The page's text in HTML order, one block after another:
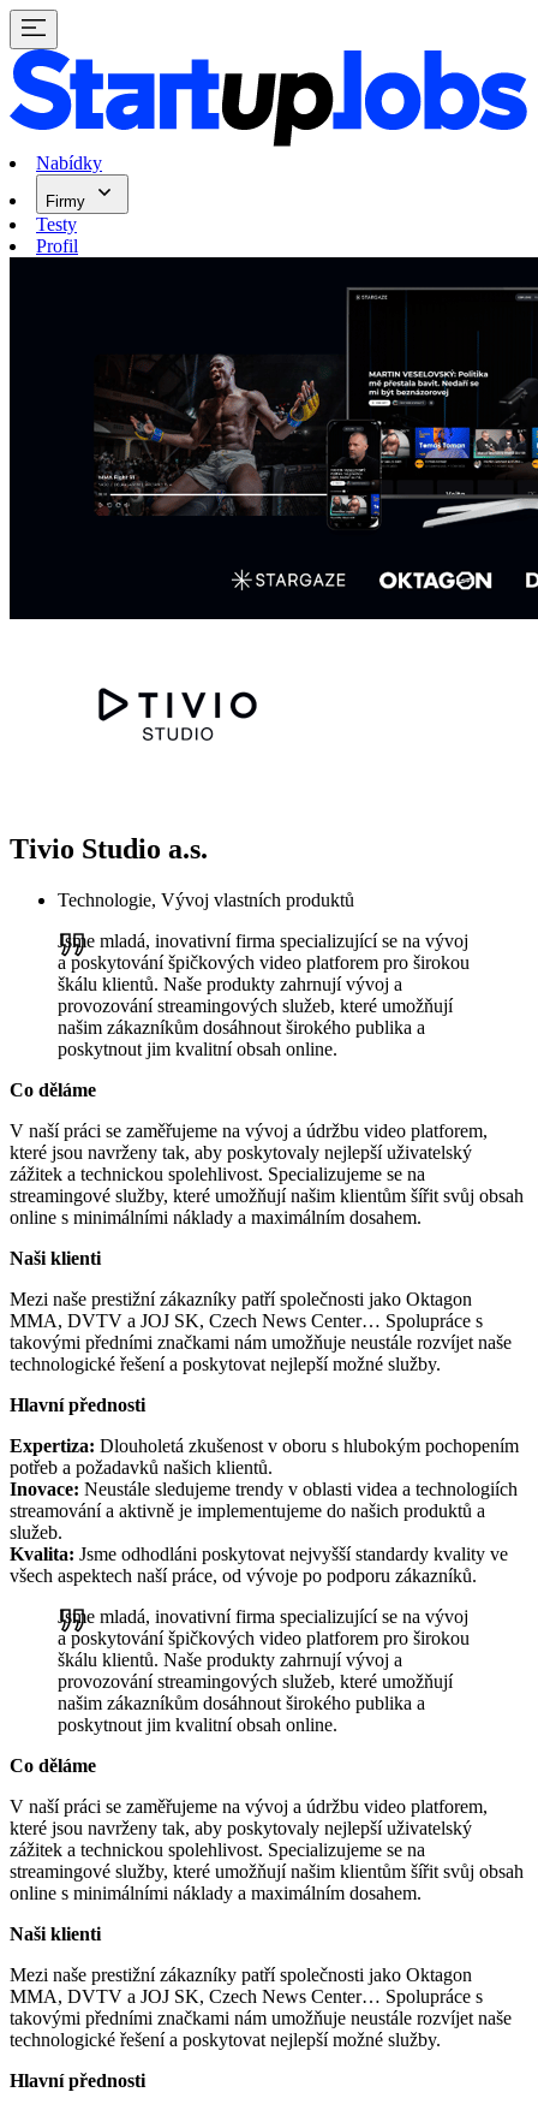
Nabídky
Firmy
Testy
Profil
Tivio Studio a.s.
Technologie, Vývoj vlastních produktů
Jsme mladá, inovativní firma specializující se na vývoj
a poskytování špičkových video platforem pro širokou
škálu klientů. Naše produkty zahrnují vývoj a
provozování streamingových služeb, které umožňují
našim zákazníkům dosáhnout širokého publika a
poskytnout jim kvalitní obsah online.
Co děláme
V naší práci se zaměřujeme na vývoj a údržbu video platforem,
které jsou navrženy tak, aby poskytovaly nejlepší uživatelský
zážitek a technickou spolehlivost. Specializujeme se na
streamingové služby, které umožňují našim klientům šířit svůj obsah
online s minimálními náklady a maximálním dosahem.
Naši klienti
Mezi naše prestižní zákazníky patří společnosti jako Oktagon
MMA, DVTV a JOJ SK, Czech News Center… Spolupráce s
takovými předními značkami nám umožňuje neustále rozvíjet naše
technologické řešení a poskytovat nejlepší možné služby.
Hlavní přednosti
Expertiza: Dlouholetá zkušenost v oboru s hlubokým pochopením
potřeb a požadavků našich klientů.
Inovace: Neustále sledujeme trendy v oblasti videa a technologiích
streamování a aktivně je implementujeme do našich produktů a
služeb.
Kvalita: Jsme odhodláni poskytovat nejvyšší standardy kvality ve
všech aspektech naší práce, od vývoje po podporu zákazníků.
Jsme mladá, inovativní firma specializující se na vývoj
a poskytování špičkových video platforem pro širokou
škálu klientů. Naše produkty zahrnují vývoj a
provozování streamingových služeb, které umožňují
našim zákazníkům dosáhnout širokého publika a
poskytnout jim kvalitní obsah online.
Co děláme
V naší práci se zaměřujeme na vývoj a údržbu video platforem,
které jsou navrženy tak, aby poskytovaly nejlepší uživatelský
zážitek a technickou spolehlivost. Specializujeme se na
streamingové služby, které umožňují našim klientům šířit svůj obsah
online s minimálními náklady a maximálním dosahem.
Naši klienti
Mezi naše prestižní zákazníky patří společnosti jako Oktagon
MMA, DVTV a JOJ SK, Czech News Center… Spolupráce s
takovými předními značkami nám umožňuje neustále rozvíjet naše
technologické řešení a poskytovat nejlepší možné služby.
Hlavní přednosti